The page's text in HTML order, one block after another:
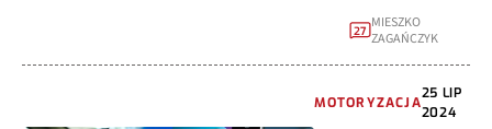
27 MIESZKO
ZAGAŃCZYK
MOTORYZACJA
25 LIP
2024